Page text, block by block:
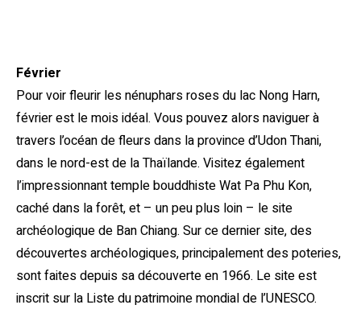
Février
Pour voir fleurir les nénuphars roses du lac Nong Harn,
février est le mois idéal. Vous pouvez alors naviguer à
travers l’océan de fleurs dans la province d’Udon Thani,
dans le nord-est de la Thaïlande. Visitez également
l’impressionnant temple bouddhiste Wat Pa Phu Kon,
caché dans la forêt, et – un peu plus loin – le site
archéologique de Ban Chiang. Sur ce dernier site, des
découvertes archéologiques, principalement des poteries,
sont faites depuis sa découverte en 1966. Le site est
inscrit sur la Liste du patrimoine mondial de l’UNESCO.